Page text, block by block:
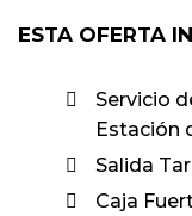
ESTA OFERTA
Servicio
Estación
Salida
Caja